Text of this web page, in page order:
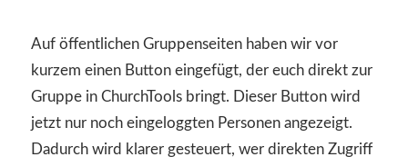
Auf öffentlichen Gruppenseiten haben wir vor
kurzem einen Button eingefügt, der euch direkt zur
Gruppe in ChurchTools bringt. Dieser Button wird
jetzt nur noch eingeloggten Personen angezeigt.
Dadurch wird klarer gesteuert, wer direkten Zugriff